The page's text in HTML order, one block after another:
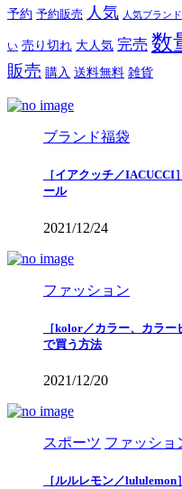
予約 予約販売 人気 人気ブランド
い 売り切れ 大人気 完売 数
販売 購入 送料無料 雑貨
ブランド福袋
［イアクッチ／
ール
2021/12/24
ファッション
［kolor／カラー、カラ
で買う方法
2021/12/20
スポーツ ファッショ
［ルルレモン／